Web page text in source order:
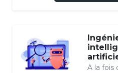
A la fois